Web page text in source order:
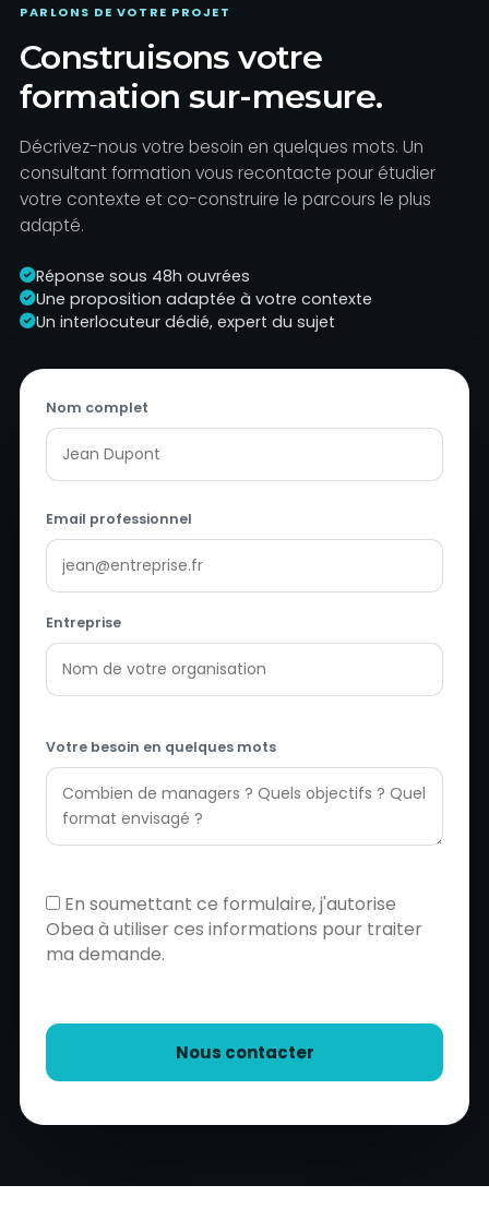
PARLONS DE VOTRE PROJET
Construisons votre
formation sur-mesure.
Décrivez-nous votre besoin en quelques mots. Un
consultant formation vous recontacte pour étudier
votre contexte et co-construire le parcours le plus
adapté.
Réponse sous 48h ouvrées
Une proposition adaptée à votre contexte
Un interlocuteur dédié, expert du sujet
Nom complet
Email professionnel
Entreprise
Votre besoin en quelques mots
En soumettant ce formulaire, j'autorise
Obea à utiliser ces informations pour traiter
ma demande.